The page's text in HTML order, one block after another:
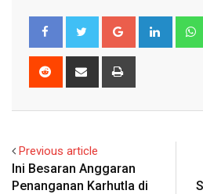
Google+
Reddit
Share
Previous article
Ini Besaran Anggaran
Penanganan Karhutla di